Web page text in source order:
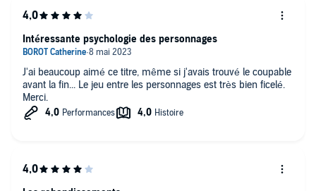
J'ai beaucoup aimé ce titre, même si j'avais trouvé le coupable
avant la fin... Le jeu entre les personnages est très bien ficelé.
Merci.
Intéressante psychologie des personnages